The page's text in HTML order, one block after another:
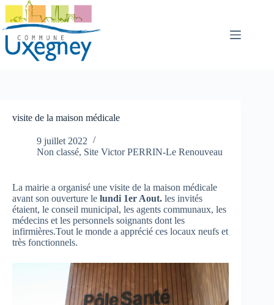
Passer
contenu
visite de la maison médicale
9 juillet 2022
Non classé, Site Victor PERRIN-Le Renouveau
La mairie a organisé une visite de la maison médicale
avant son ouverture le lundi 1er Aout. les invités
étaient, le conseil municipal, les agents communaux, les
médecins et les personnels soignants dont les
infirmières.Tout le monde a apprécié ces locaux neufs et
très fonctionnels.